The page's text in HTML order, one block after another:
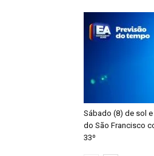
Sábado (8) de sol
do São Francisco
33º